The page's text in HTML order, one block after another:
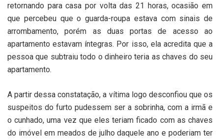
retornando para casa por volta das 21 horas, ocasião em
que percebeu que o guarda-roupa estava com sinais de
arrombamento, porém as duas portas de acesso ao
apartamento estavam íntegras. Por isso, ela acredita que a
pessoa que subtraiu todo o dinheiro teria as chaves do seu
apartamento.
A partir dessa constatação, a vítima logo desconfiou que os
suspeitos do furto pudessem ser a sobrinha, com a irmã e
o cunhado, uma vez que eles teriam ficado com as chaves
do imóvel em meados de julho daquele ano e poderiam ter